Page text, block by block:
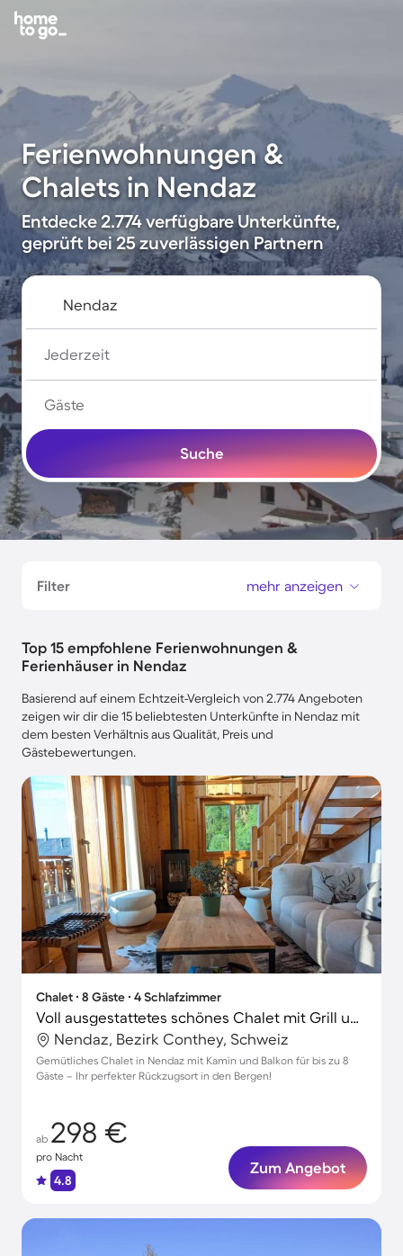
Ferienwohnungen &
Chalets in Nendaz
Entdecke 2.774 verfügbare Unterkünfte,
geprüft bei 25 zuverlässigen Partnern
Jederzeit
Gäste
Suche
Filter mehr anzeigen
Top 15 empfohlene Ferienwohnungen &
Ferienhäuser in Nendaz
Basierend auf einem Echtzeit-Vergleich von 2.774 Angeboten
zeigen wir dir die 15 beliebtesten Unterkünfte in Nendaz mit
dem besten Verhältnis aus Qualität, Preis und
Gästebewertungen.
Chalet ∙ 8 Gäste ∙ 4 Schlafzimmer
Voll ausgestattetes schönes Chalet mit Grill und Garten | Ideal für Homeoffice
Nendaz, Bezirk Conthey, Schweiz
Gemütliches Chalet in Nendaz mit Kamin und Balkon für bis zu 8
Gäste – Ihr perfekter Rückzugsort in den Bergen!
ab 298 €
pro Nacht
4.8
Zum Angebot